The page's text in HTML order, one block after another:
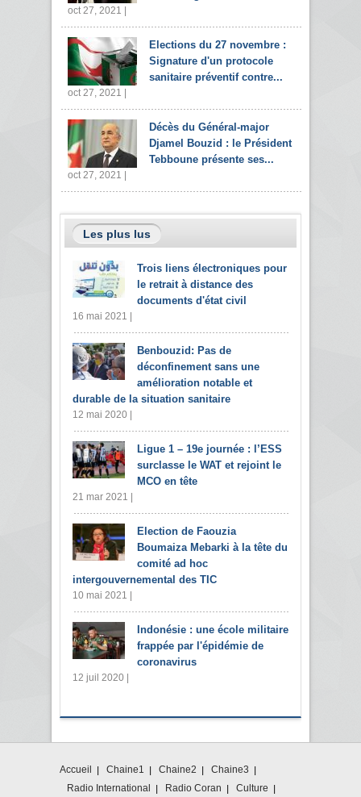
oct 27, 2021 |
Elections du 27 novembre :
Signature d'un protocole
sanitaire préventif contre...
oct 27, 2021 |
Décès du Général-major
Djamel Bouzid : le Président
Tebboune présente ses...
oct 27, 2021 |
Les plus lus
Trois liens électroniques pour
le retrait à distance des
documents d'état civil
16 mai 2021 |
Benbouzid: Pas de
déconfinement sans une
amélioration notable et
durable de la situation sanitaire
12 mai 2020 |
Ligue 1 – 19e journée : l’ESS
surclasse le WAT et rejoint le
MCO en tête
21 mar 2021 |
Election de Faouzia
Boumaiza Mebarki à la tête du
comité ad hoc
intergouvernemental des TIC
10 mai 2021 |
Indonésie : une école militaire
frappée par l'épidémie de
coronavirus
12 juil 2020 |
Accueil Chaine1 Chaine2
Chaine3
Radio International
Radio Coran Culture